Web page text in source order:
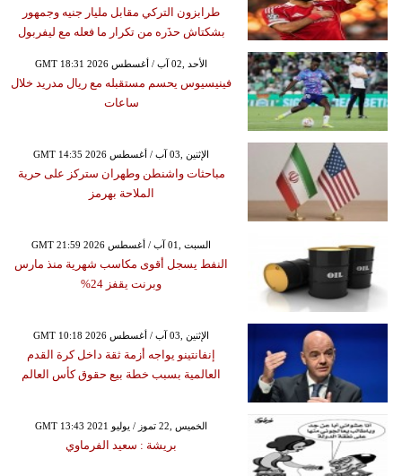
طرابزون التركي مقابل مليار جنيه وجمهور
بشكتاش حذَره من تكرار ما فعله مع ليفربول
GMT 18:31 2026 الأحد ,02 آب / أغسطس
فينيسيوس يحسم مستقبله مع ريال مدريد خلال
ساعات
GMT 14:35 2026 الإثنين ,03 آب / أغسطس
مباحثات واشنطن وطهران ستركز على حرية
الملاحة بهرمز
GMT 21:59 2026 السبت ,01 آب / أغسطس
النفط يسجل أقوى مكاسب شهرية منذ مارس
وبرنت يقفز 24%
GMT 10:18 2026 الإثنين ,03 آب / أغسطس
إنفانتينو يواجه أزمة ثقة داخل كرة القدم
العالمية بسبب خطة بيع حقوق كأس العالم
GMT 13:43 2021 الخميس ,22 تموز / يوليو
بريشة : سعيد الفرماوي